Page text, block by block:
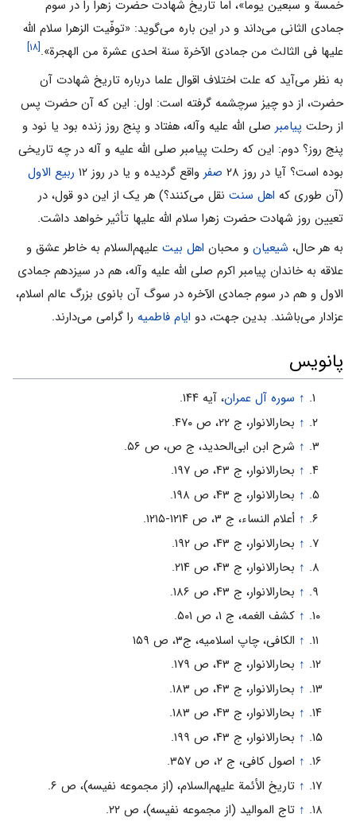
خمسة و سبعین یوما»، اما تاریخ شهادت حضرت زهرا را در سوم
جمادی الثانی می‌داند و در این باره می‌گوید: «توفّیت الزهرا سلام الله
علیها فی الثالث من جمادی الآخرة سنة احدی عشرة من الهجرة».[۱۸]
به نظر می‌آید که علت اختلاف اقوال علما درباره تاریخ شهادت آن
حضرت، از دو چیز سرچشمه گرفته است: اول: این که آن حضرت پس
از رحلت پیامبر صلی الله علیه وآله، هفتاد و پنج روز زنده بود یا نود و
پنج روز؟ دوم: این که رحلت پیامبر صلی الله علیه و آله در چه تاریخی
بوده است؟ آیا در روز ۲۸
صفر واقع گردیده و یا در روز ۱۲
ربیع الاول
(آن طوری که اهل سنت نقل می‌کنند؟) هر یک از این دو قول، در
تعیین روز شهادت حضرت زهرا سلام الله علیها تأثیر خواهد داشت.
به هر حال، شیعیان و محبان اهل بیت علیهم‌السلام به خاطر عشق و
علاقه به خاندان پیامبر اکرم صلی الله علیه وآله، هم در سیزدهم جمادی
الاول و هم در سوم جمادی الآخره در سوگ آن بانوی بزرگ عالم اسلام،
عزادار می‌باشند. بدین جهت، دو ایام فاطمیه را گرامی می‌دارند.
پانویس
↑ سوره آل عمران، آیه ۱۴۴.
↑ بحارالانوار، ج ۲۲، ص ۴۷۰.
↑ شرح ابن ابى‌الحدید، ج ص، ص ۵۶.
↑ بحارالانوار، ج ۴۳، ص ۱۹۷.
↑ بحارالانوار، ج ۴۳، ص ۱۹۸.
↑ أعلام النساء، ج ۳، ص ۱۲۱۴-۱۲۱۵.
↑ بحارالانوار، ج ۴۳، ص ۱۹۲.
↑ بحارالانوار، ج ۴۳، ص ۲۱۴.
↑ بحارالانوار، ج ۴۳، ص ۱۸۶.
↑ کشف الغمه، ج ۱، ص ۵۰۱.
↑ الکافی، چاپ اسلامیه، ج۳، ص ۱۵۹
↑ بحارالانوار، ج ۴۳، ص ۱۷۹.
↑ بحارالانوار، ج ۴۳، ص ۱۸۳.
↑ بحارالانوار، ج ۴۳، ص ۱۸۳.
↑ بحارالانوار، ج ۴۳، ص ۱۹۹.
↑ اصول کافى، ج ۲، ص ۳۵۷.
↑ تاریخ الأئمة علیهم‌السلام، (از مجموعه نفیسه)، ص ۶.
↑ تاج الموالید (از مجموعه نفیسه)، ص ۲۲.